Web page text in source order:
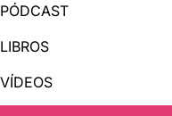
PÓDCAST
LIBROS
VÍDEOS